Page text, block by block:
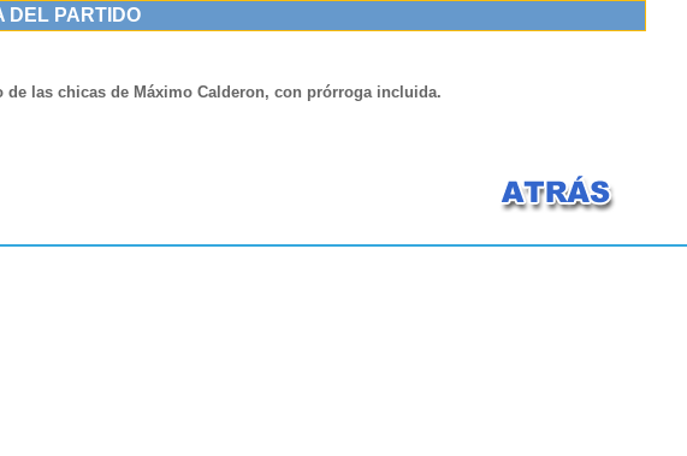
DEL PARTIDO
de las chicas de Máximo Calderon, con prórroga incluida.